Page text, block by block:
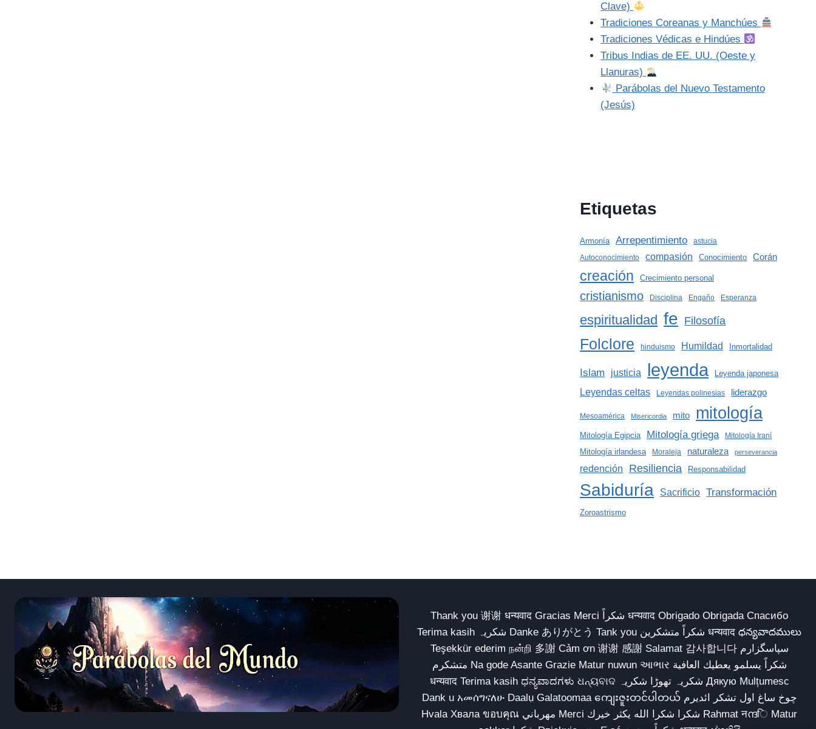
Clave)
Tradiciones Coreanas y Manchúes
Tradiciones Védicas e Hindúes
Tribus Indias de EE. UU. (Oeste y
Llanuras)
Parábolas del Nuevo Testamento
(Jesús)
Etiquetas
Armonía Arrepentimiento
astucia
Autoconocimiento
compasión Conocimiento Corán
creación Crecimiento personal
cristianismo Disciplina Engaño Esperanza
espiritualidad fe Filosofía
Folclore hinduismo Humildad Inmortalidad
Islam justicia leyenda Leyenda japonesa
Leyendas celtas Leyendas polinesias liderazgo
Mesoamérica Misericordia mito mitología
Mitología Egipcia Mitología griega Mitología Iraní
Mitología irlandesa Moraleja naturaleza perseverancia
redención Resiliencia Responsabilidad
Sabiduría Sacrificio Transformación
Zoroastrismo
Thank you 谢谢 धन्यवाद Gracias Merci شكراً धन्यवाद Obrigado Obrigada Спасибо
Terima kasih شکریہ Danke ありがとう Tank you شكراً متشكرين धन्यवाद ధన్యవాదములు
Teşekkür ederim நன்றி 多謝 Cảm ơn 谢谢 感謝 Salamat 감사합니다 سپاسگزارم
متشکرم Na gode Asante Grazie Matur nuwun આભાર شكراً يسلمو يعطيك العافية
धन्यवाद Terima kasih ಧನ್ಯವಾದಗಳು ଧନ୍ୟବାଦ شکریہ تھوڑا شکریہ Дякую Mulțumesc
Dank u አመሰግናለሁ Daalụ Galatoomaa ကျေးဇူးတင်ပါတယ် چوخ ساغ اول تشکر ائدیرم
Hvala Хвала ขอบคุณ مهرباني Merci شكرا شكرا الله يكثر خيرك Rahmat नന്ദि Matur